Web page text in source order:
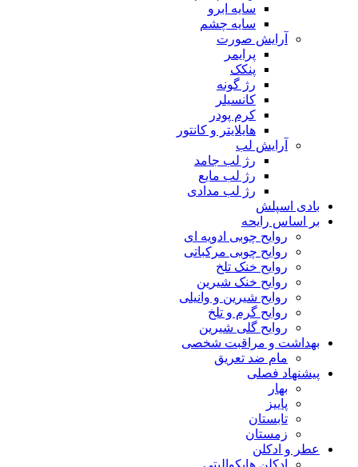
سایه ابرو
سایه چشم
آرایش صورت
پرایمر
پنکک
رژ گونه
کانسیلر
کرم پودر
هایلایتر و کانتور
آرایش لب
رژ لب جامد
رژ لب مایع
رژ لب مدادی
بادی اسپلش
بر اساس رایحه
روایح چوبی ادویه ای
روایح چوبی مرکباتی
روایح خنک تلخ
روایح خنک شیرین
روایح شیرین و وانیلی
روایح گرم و تلخ
روایح گلی شیرین
بهداشت و مراقبت شخصی
مام ضد تعریق
پیشنهاد فصلی
بهار
پاییز
تابستان
زمستان
عطر و ادکلن